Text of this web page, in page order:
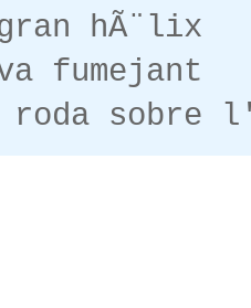
hÃ¨lix
fumejant
roda sobre